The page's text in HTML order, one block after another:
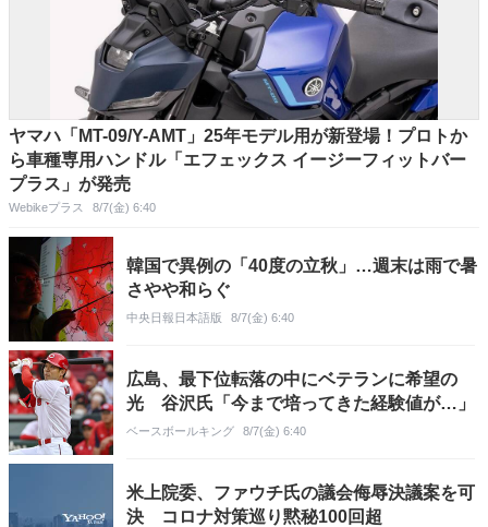
ヤマハ「MT-09/Y-AMT」25年モデル用が新登場！プロトか
ら車種専用ハンドル「エフェックス イージーフィットバー
プラス」が発売
Webikeプラス 8/7(金) 6:40
韓国で異例の「40度の立秋」…週末は雨で暑
さやや和らぐ
中央日報日本語版 8/7(金) 6:40
広島、最下位転落の中にベテランに希望の
光 谷沢氏「今まで培ってきた経験値が…」
ベースボールキング 8/7(金) 6:40
米上院委、ファウチ氏の議会侮辱決議案を可
決 コロナ対策巡り黙秘100回超